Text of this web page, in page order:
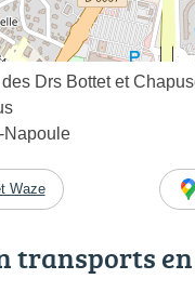
Drs Bottet et
Napoule
Waze
transports